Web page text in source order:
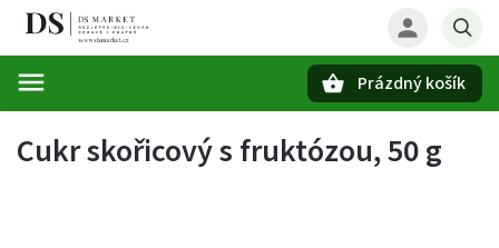
Prázdný košík
Cukr skořicový s fruktózou, 50 g